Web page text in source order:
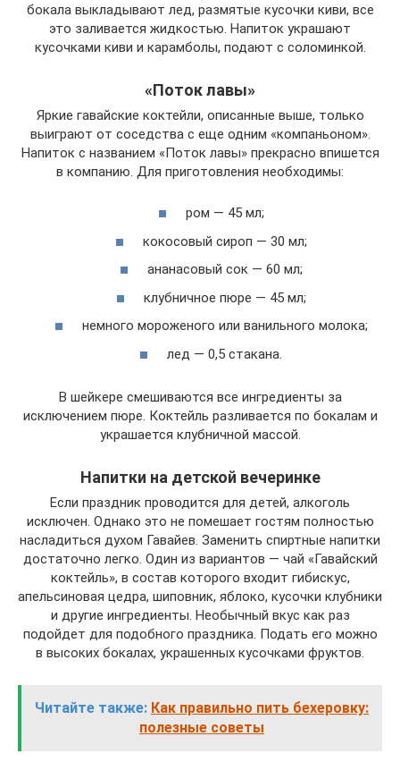
бокала выкладывают лед, размятые кусочки киви, все
это заливается жидкостью. Напиток украшают
кусочками киви и карамболы, подают с соломинкой.
«Поток лавы»
Яркие гавайские коктейли, описанные выше, только
выиграют от соседства с еще одним «компаньоном».
Напиток с названием «Поток лавы» прекрасно впишется
в компанию. Для приготовления необходимы:
ром — 45 мл;
кокосовый сироп — 30 мл;
ананасовый сок — 60 мл;
клубничное пюре — 45 мл;
немного мороженого или ванильного молока;
лед — 0,5 стакана.
В шейкере смешиваются все ингредиенты за
исключением пюре. Коктейль разливается по бокалам и
украшается клубничной массой.
Напитки на детской вечеринке
Если праздник проводится для детей, алкоголь
исключен. Однако это не помешает гостям полностью
насладиться духом Гавайев. Заменить спиртные напитки
достаточно легко. Один из вариантов — чай «Гавайский
коктейль», в состав которого входит гибискус,
апельсиновая цедра, шиповник, яблоко, кусочки клубники
и другие ингредиенты. Необычный вкус как раз
подойдет для подобного праздника. Подать его можно
в высоких бокалах, украшенных кусочками фруктов.
Читайте также: Как правильно пить бехеровку:
полезные советы